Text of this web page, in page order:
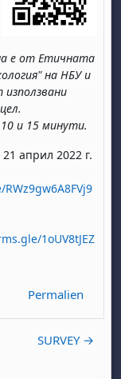
е от Етичната
на НБУ и
л.
и 15 минути.
април 2022 г.
1oUV8tJEZ
Permalien
SURVEY →